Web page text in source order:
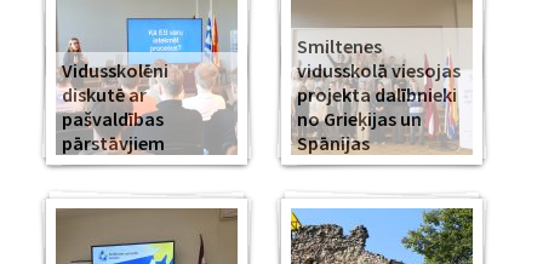
Vidusskolēni
diskutē ar
pašvaldības
pārstāvjiem
Smiltenes
vidusskolā viesojas
projekta dalībnieki
no Grieķijas un
Spānijas